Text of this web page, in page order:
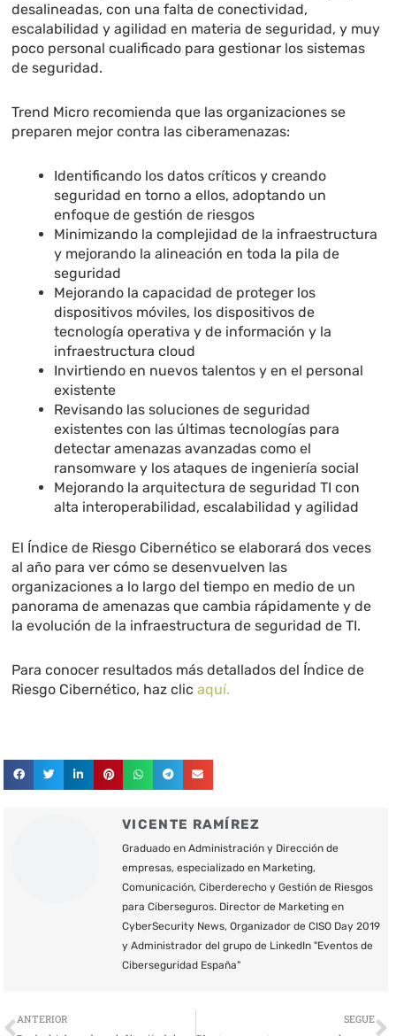
desalineadas, con una falta de conectividad,
escalabilidad y agilidad en materia de seguridad, y muy
poco personal cualificado para gestionar los sistemas
de seguridad.
Trend Micro recomienda que las organizaciones se
preparen mejor contra las ciberamenazas:
Identificando los datos críticos y creando
seguridad en torno a ellos, adoptando un
enfoque de gestión de riesgos
Minimizando la complejidad de la infraestructura
y mejorando la alineación en toda la pila de
seguridad
Mejorando la capacidad de proteger los
dispositivos móviles, los dispositivos de
tecnología operativa y de información y la
infraestructura cloud
Invirtiendo en nuevos talentos y en el personal
existente
Revisando las soluciones de seguridad
existentes con las últimas tecnologías para
detectar amenazas avanzadas como el
ransomware y los ataques de ingeniería social
Mejorando la arquitectura de seguridad TI con
alta interoperabilidad, escalabilidad y agilidad
El Índice de Riesgo Cibernético se elaborará dos veces
al año para ver cómo se desenvuelven las
organizaciones a lo largo del tiempo en medio de un
panorama de amenazas que cambia rápidamente y de
la evolución de la infraestructura de seguridad de TI.
Para conocer resultados más detallados del Índice de
Riesgo Cibernético, haz clicaquí.
VICENTE RAMÍREZ
Graduado en Administración y Dirección de
empresas, especializado en Marketing,
Comunicación, Ciberderecho y Gestión de Riesgos
para Ciberseguros. Director de Marketing en
CyberSecurity News, Organizador de CISO Day 2019
y Administrador del grupo de LinkedIn "Eventos de
Ciberseguridad España"
Ant
ANTERIOR SEGUE